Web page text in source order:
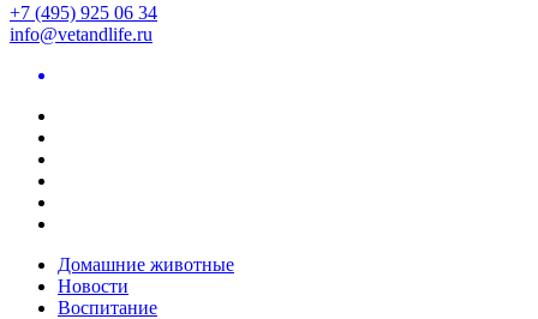
+7 (495) 925 06 34
info@vetandlife.ru
Домашние животные
Новости
Воспитание